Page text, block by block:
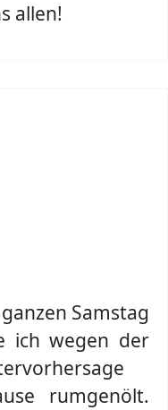
allen!
Samstag
ich wegen der
rumgenölt.